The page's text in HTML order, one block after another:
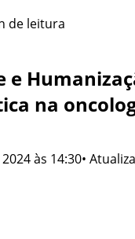
de leitura
e
na
às 14:30•